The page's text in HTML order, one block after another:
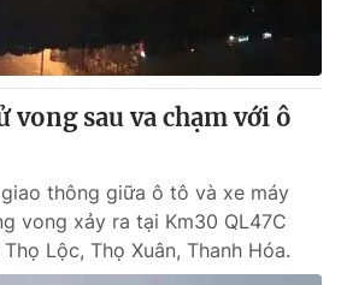
Infographic
vong sau va chạm với ô
thông giữa ô tô và xe máy
vong xảy ra tại Km30 QL47C
Lộc, Thọ Xuân, Thanh Hóa.